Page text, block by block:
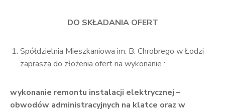
DO SKŁADANIA OFERT
Spółdzielnia Mieszkaniowa im. B. Chrobrego w Łodzi
zaprasza do złożenia ofert na wykonanie :
wykonanie remontu instalacji elektrycznej –
obwodów administracyjnych na klatce oraz w